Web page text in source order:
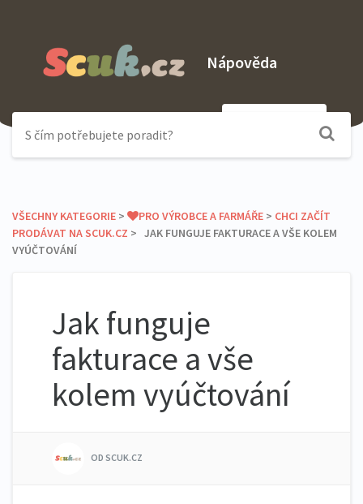
Nápověda
VŠECHNY KATEGORIE ​ > ​ ​PRO VÝROBCE A FARMÁŘE ​ > ​ ​CHCI ZAČÍT
PRODÁVAT NA SCUK.CZ ​ > ​ JAK FUNGUJE FAKTURACE A VŠE KOLEM
VYÚČTOVÁNÍ
Jak funguje
fakturace a vše
kolem vyúčtování
OD SCUK.CZ